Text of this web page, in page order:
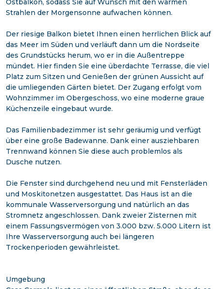
Strahlen der Morgensonne aufwachen können.
Der riesige Balkon bietet Ihnen einen herrlichen Blick auf
das Meer im Süden und verläuft dann um die Nordseite
des Grundstücks herum, wo er in die Außentreppe
mündet. Hier finden Sie eine überdachte Terrasse, die viel
Platz zum Sitzen und Genießen der grünen Aussicht auf
die umliegenden Gärten bietet. Der Zugang erfolgt vom
Wohnzimmer im Obergeschoss, wo eine moderne graue
Küchenzeile eingebaut wurde.
Das Familienbadezimmer ist sehr geräumig und verfügt
über eine große Badewanne. Dank einer ausziehbaren
Trennwand können Sie diese auch problemlos als
Dusche nutzen.
Die Fenster sind durchgehend neu und mit Fensterläden
und Moskitonetzen ausgestattet. Das Haus ist an die
kommunale Wasserversorgung und natürlich an das
Stromnetz angeschlossen. Dank zweier Zisternen mit
einem Fassungsvermögen von 3.000 bzw. 5.000 Litern ist
Ihre Wasserversorgung auch bei längeren
Trockenperioden gewährleistet.
Umgebung